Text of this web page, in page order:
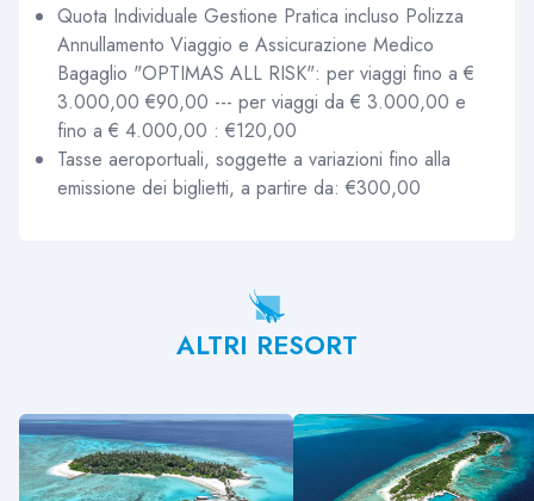
Quota Individuale Gestione Pratica incluso Polizza
Annullamento Viaggio e Assicurazione Medico
Bagaglio "OPTIMAS ALL RISK": per viaggi fino a €
3.000,00 €90,00 --- per viaggi da € 3.000,00 e
fino a € 4.000,00 : €120,00
Tasse aeroportuali, soggette a variazioni fino alla
emissione dei biglietti, a partire da: €300,00
ALTRI RESORT